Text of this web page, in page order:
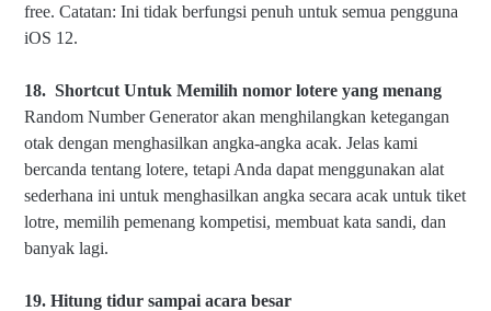
free. Catatan: Ini tidak berfungsi penuh untuk semua pengguna
iOS 12.
18. Shortcut Untuk Memilih nomor lotere yang menang
Random Number Generator akan menghilangkan ketegangan
otak dengan menghasilkan angka-angka acak. Jelas kami
bercanda tentang lotere, tetapi Anda dapat menggunakan alat
sederhana ini untuk menghasilkan angka secara acak untuk tiket
lotre, memilih pemenang kompetisi, membuat kata sandi, dan
banyak lagi.
19. Hitung tidur sampai acara besar